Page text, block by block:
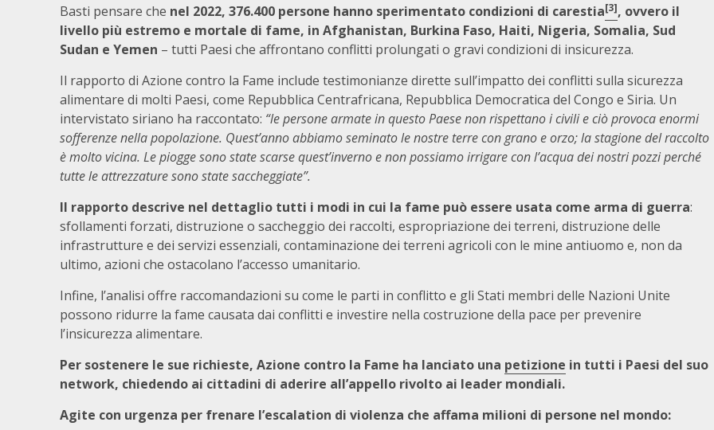
Basti pensare che nel 2022, 376.400 persone hanno sperimentato condizioni di carestia[3], ovvero il
livello più estremo e mortale di fame, in Afghanistan, Burkina Faso, Haiti, Nigeria, Somalia, Sud
Sudan e Yemen – tutti Paesi che affrontano conflitti prolungati o gravi condizioni di insicurezza.
Il rapporto di Azione contro la Fame include testimonianze dirette sull’impatto dei conflitti sulla sicurezza
alimentare di molti Paesi, come Repubblica Centrafricana, Repubblica Democratica del Congo e Siria. Un
intervistato siriano ha raccontato: “le persone armate in questo Paese non rispettano i civili e ciò provoca enormi
sofferenze nella popolazione. Quest’anno abbiamo seminato le nostre terre con grano e orzo; la stagione del raccolto
è molto vicina. Le piogge sono state scarse quest’inverno e non possiamo irrigare con l’acqua dei nostri pozzi perché
tutte le attrezzature sono state saccheggiate”.
Il rapporto descrive nel dettaglio tutti i modi in cui la fame può essere usata come arma di guerra:
sfollamenti forzati, distruzione o saccheggio dei raccolti, espropriazione dei terreni, distruzione delle
infrastrutture e dei servizi essenziali, contaminazione dei terreni agricoli con le mine antiuomo e, non da
ultimo, azioni che ostacolano l’accesso umanitario.
Infine, l’analisi offre raccomandazioni su come le parti in conflitto e gli Stati membri delle Nazioni Unite
possono ridurre la fame causata dai conflitti e investire nella costruzione della pace per prevenire
l’insicurezza alimentare.
Per sostenere le sue richieste, Azione contro la Fame ha lanciato una petizione in tutti i Paesi del suo
network, chiedendo ai cittadini di aderire all’appello rivolto ai leader mondiali.
Agite con urgenza per frenare l’escalation di violenza che affama milioni di persone nel mondo: